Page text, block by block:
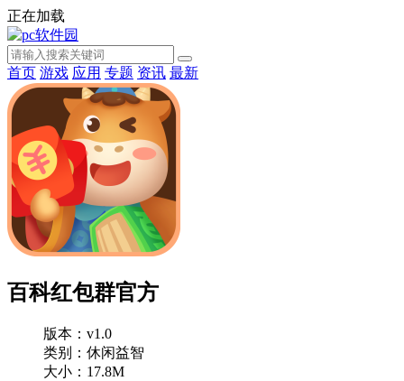
正在加载
首页 游戏 应用 专题 资讯 最新
百科红包群官方
版本：v1.0
类别：休闲益智
大小：17.8M